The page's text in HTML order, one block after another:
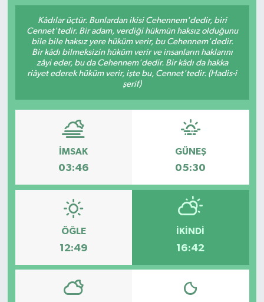
Kâdılar üçtür. Bunlardan ikisi Cehennem'dedir, biri
Cennet'tedir. Bir adam, verdiği hükmün haksız olduğunu
bile bile haksız yere hüküm verir, bu Cehennem'dedir.
Bir kâdı bilmeksizin hüküm verir ve insanların haklarını
zâyi eder, bu da Cehennem'dedir. Bir kâdı da hakka
riâyet ederek hüküm verir, işte bu, Cennet'tedir. (Hadis-i
şerif)
İMSAK
03:46
GÜNEŞ
05:30
ÖĞLE
12:49
İKINDI
16:42